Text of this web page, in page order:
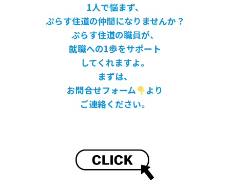
1人で悩まず、
ぷらす住道の仲間になりませんか？
ぷらす住道の職員が、
就職への1歩をサポート
してくれますよ。
まずは、
お問合せフォーム
より
ご連絡ください。